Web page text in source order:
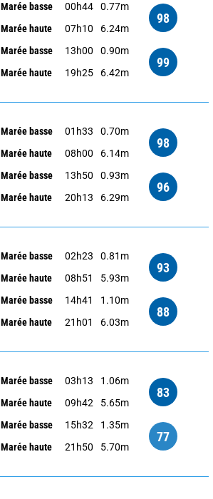
Marée basse 00h44
0.77m
Marée haute
07h10 6.24m
98
Marée basse 13h00
0.90m
Marée haute
19h25 6.42m
99
Marée basse 01h33
0.70m
Marée haute
08h00 6.14m
98
Marée basse 13h50
0.93m
Marée haute
20h13 6.29m
96
Marée basse 02h23
0.81m
Marée haute
08h51 5.93m
93
Marée basse 14h41
1.10m
Marée haute
21h01 6.03m
88
Marée basse 03h13
1.06m
Marée haute
09h42 5.65m
83
Marée basse 15h32
1.35m
Marée haute
21h50 5.70m
77